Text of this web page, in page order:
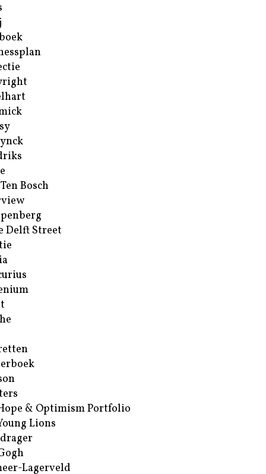
Bosch
Delft Street
& Optimism Portfolio
Lions
Lagerveld